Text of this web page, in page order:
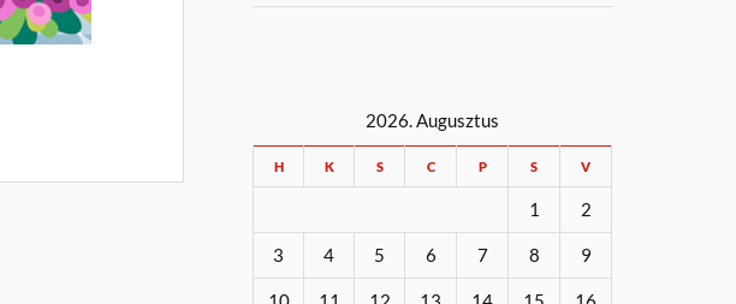
2026. Augusztus
H K S C P S V
1 2
3 4 5 6 7 8 9